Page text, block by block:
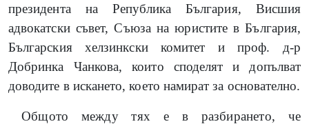
президента на Република България, Висшия
адвокатски съвет, Съюза на юристите в България,
Българския хелзинкски комитет и проф. д-р
Добринка Чанкова, които споделят и допълват
доводите в искането, което намират за основателно.
Общото между тях е в разбирането, че